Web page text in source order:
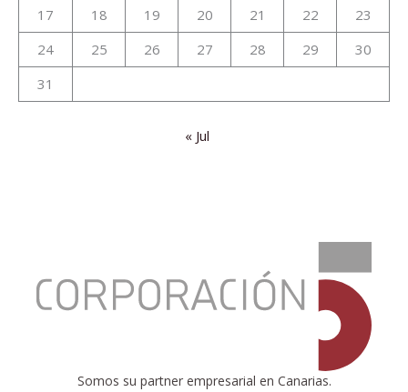
17
18 19 20 21 22
23
24
25 26 27 28 29
30
31
« Jul
Somos su partner empresarial en Canarias.
de
Coyuntura